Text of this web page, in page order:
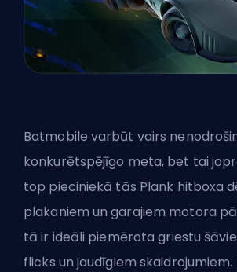
Batmobile varbūt vairs
konkurētspējīgo meta, bet tai
top pieciniekā tās Plank hitboxa
plakaniem un garajiem motora
tā ir ideāli piemērota griestu
flicks un jaudīgiem skaidrojumiem.